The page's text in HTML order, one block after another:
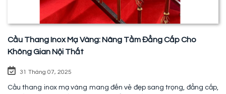
Cầu Thang Inox Mạ Vàng: Nâng Tầm Đẳng Cấp Cho
Không Gian Nội Thất
31 Tháng 07, 2025
Cầu thang inox mạ vàng mang đến vẻ đẹp sang trọng, đẳng cấp,